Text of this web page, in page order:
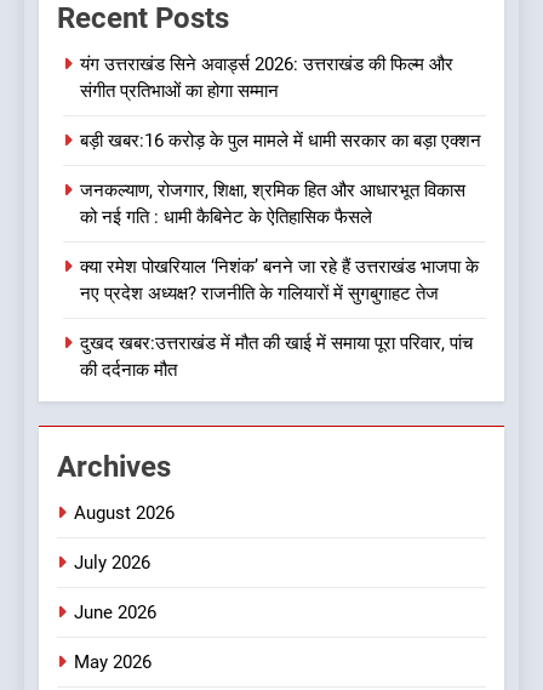
कांग्रेस की कार्यकारिणी का शुभ मुहूर्त,
उत्तराखण्ड
बड़ी खबर: मुख्यमंत्री पुष्कर सिंह धामी
को भाजपा ने दी नई जिम्मेदारी ,इन पूर्व
मुख्यमंत्री को भी मिली जिम्मेदारी
उत्तराखण्ड
1
यंग उत्तराखंड सिने अवार्ड्स 2026:
उत्तराखंड की फिल्म और संगीत
Recent Posts
यंग उत्तराखंड सिने अवार्ड्स 2026: उत्तराखंड की फिल्म और
संगीत प्रतिभाओं का होगा सम्मान
बड़ी खबर:16 करोड़ के पुल मामले में धामी सरकार का बड़ा एक्शन
जनकल्याण, रोजगार, शिक्षा, श्रमिक हित और आधारभूत विकास
को नई गति : धामी कैबिनेट के ऐतिहासिक फैसले
क्या रमेश पोखरियाल ‘निशंक’ बनने जा रहे हैं उत्तराखंड भाजपा के
नए प्रदेश अध्यक्ष? राजनीति के गलियारों में सुगबुगाहट तेज
दुखद खबर:उत्तराखंड में मौत की खाई में समाया पूरा परिवार, पांच
की दर्दनाक मौत
Archives
August 2026
July 2026
June 2026
May 2026